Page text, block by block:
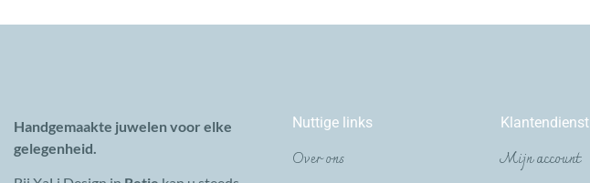
Handgemaakte juwelen voor elke
gelegenheid.
Nuttige links
Over ons
Klantendienst
Mijn account